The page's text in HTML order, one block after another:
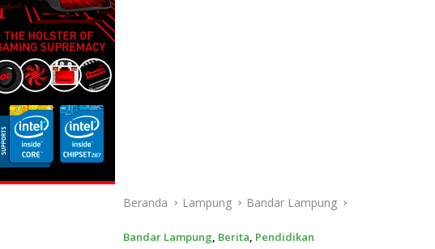
Beranda Lampung Bandar Lampung
Bandar Lampung, Berita, Pendidikan